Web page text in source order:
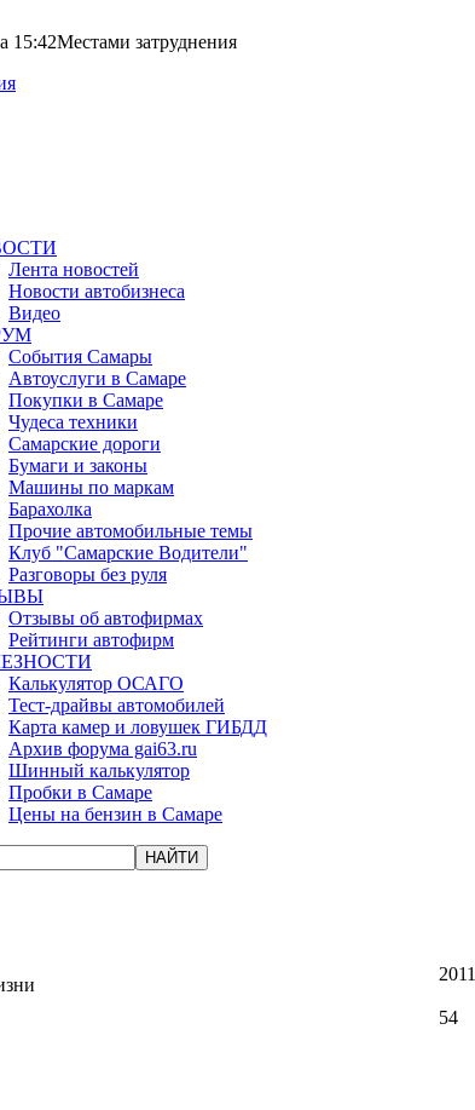
15:42Местами затруднения
Лента новостей
Новости автобизнеса
Видео
События Самары
Автоуслуги в Самаре
Покупки в Самаре
Чудеса техники
Самарские дороги
Бумаги и законы
Машины по маркам
Барахолка
Прочие автомобильные темы
Клуб "Самарские Водители"
Разговоры без руля
Отзывы об автофирмах
Рейтинги автофирм
Калькулятор ОСАГО
Тест-драйвы автомобилей
Карта камер и ловушек ГИБДД
Архив форума gai63.ru
Шинный калькулятор
Пробки в Самаре
Цены на бензин в Самаре
2011
54